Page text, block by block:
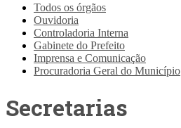
Todos os órgãos
Ouvidoria
Controladoria Interna
Gabinete do Prefeito
Imprensa e Comunicação
Procuradoria Geral do Município
Secretarias